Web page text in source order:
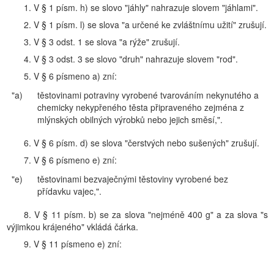
1. V § 1 písm. h) se slovo "jáhly" nahrazuje slovem "jáhlami".
2. V § 1 písm. l) se slova "a určené ke zvláštnímu užití" zrušují.
3. V § 3 odst. 1 se slova "a rýže" zrušují.
4. V § 3 odst. 3 se slovo "druh" nahrazuje slovem "rod".
5. V § 6 písmeno a) zní:
"a)
těstovinami potraviny vyrobené tvarováním nekynutého a
chemicky nekypřeného těsta připraveného zejména z
mlýnských obilných výrobků nebo jejich směsí,".
6. V § 6 písm. d) se slova "čerstvých nebo sušených" zrušují.
7. V § 6 písmeno e) zní:
"e)
těstovinami bezvaječnými těstoviny vyrobené bez
přídavku vajec,".
8. V § 11 písm. b) se za slova "nejméně 400 g" a za slova "s
výjimkou krájeného" vkládá čárka.
9. V § 11 písmeno e) zní: